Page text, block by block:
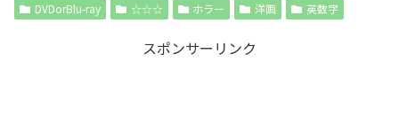
DVDorBlu-ray ☆☆☆ ホラー 洋画 英数字
スポンサーリンク